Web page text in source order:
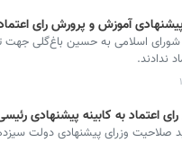
آموزش و پرورش رای
شورای اسلامی به حسین باغ‌گلی
ندادند.
رای اعتماد به کابینه پیشنهادی
صلاحیت وزرای پیشنهادی دولت